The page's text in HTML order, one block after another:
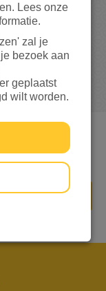
Lees onze
zal je
bezoek aan
geplaatst
wilt worden.